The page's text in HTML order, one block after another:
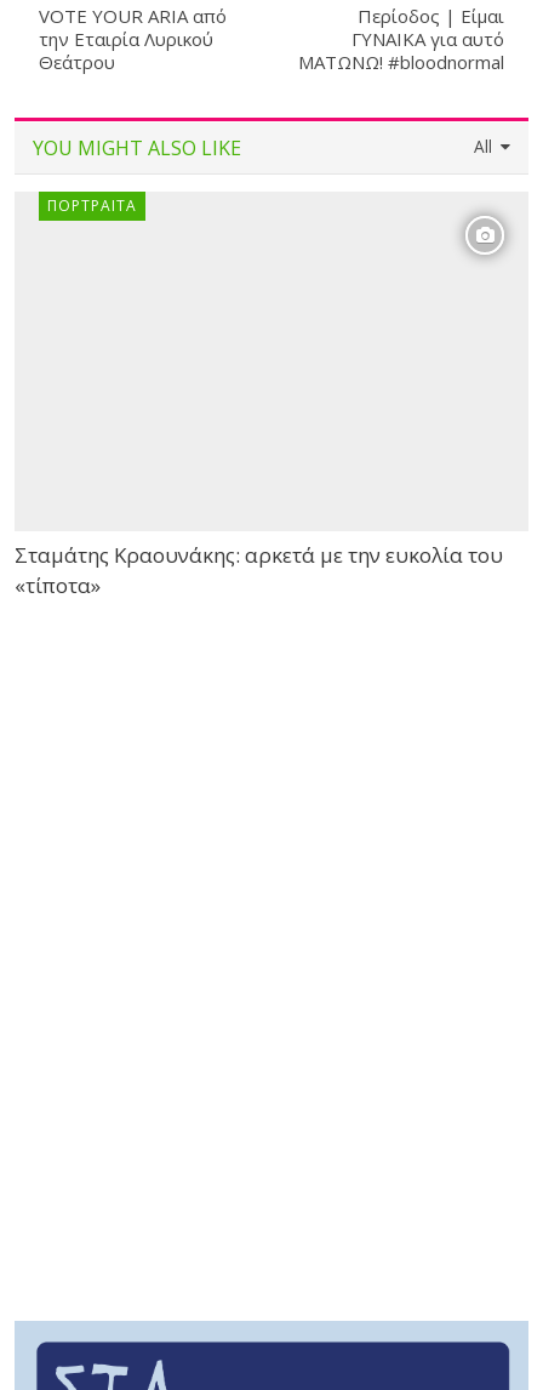
VOTE YOUR ARIA από
την Εταιρία Λυρικού
Θεάτρου
Περίοδος | Είμαι
ΓΥΝΑΙΚΑ για αυτό
ΜΑΤΩΝΩ! #bloodnormal
All
YOU MIGHT ALSO LIKE
ΠΟΡΤΡΑΊΤΑ
Σταμάτης Κραουνάκης: αρκετά με την ευκολία του
«τίποτα»